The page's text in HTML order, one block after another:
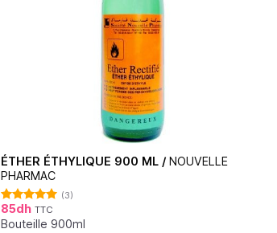
ÉTHER ÉTHYLIQUE 900 ML / NOUVELLE
PHARMAC
Note5.00
sur 5
(3)
85dh TTC
Bouteille 900ml